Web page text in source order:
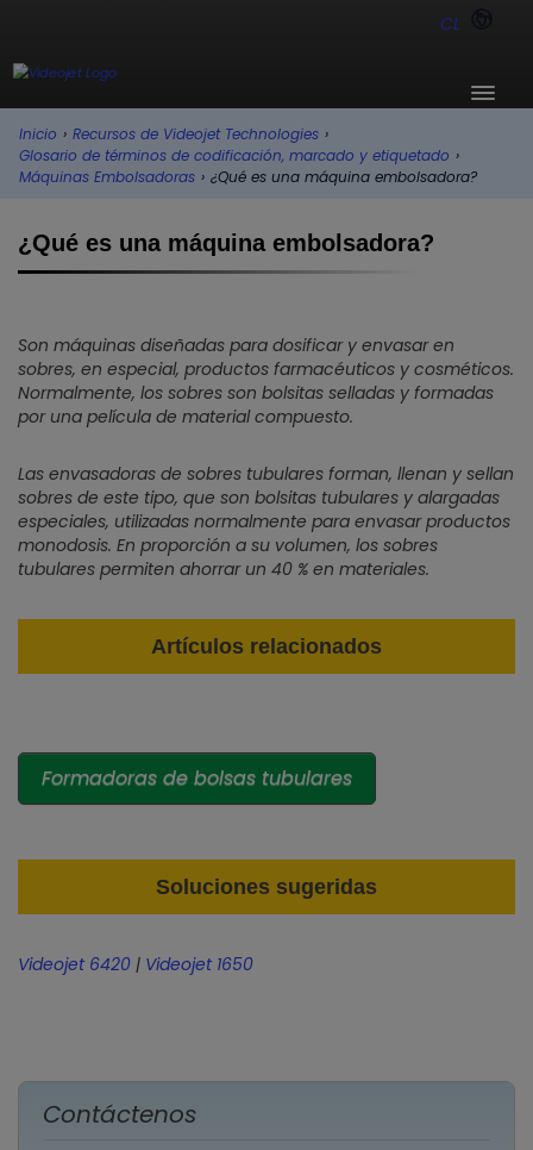
CL
Inicio › Recursos de Videojet Technologies ›
Glosario de términos de codificación, marcado y etiquetado ›
Máquinas Embolsadoras › ¿Qué es una máquina embolsadora?
¿Qué es una máquina embolsadora?
Son máquinas diseñadas para dosificar y envasar en
sobres, en especial, productos farmacéuticos y cosméticos.
Normalmente, los sobres son bolsitas selladas y formadas
por una película de material compuesto.
Las envasadoras de sobres tubulares forman, llenan y sellan
sobres de este tipo, que son bolsitas tubulares y alargadas
especiales, utilizadas normalmente para envasar productos
monodosis. En proporción a su volumen, los sobres
tubulares permiten ahorrar un 40 % en materiales.
Artículos relacionados
Formadoras de bolsas tubulares
Soluciones sugeridas
Videojet 6420 | Videojet 1650
Contáctenos